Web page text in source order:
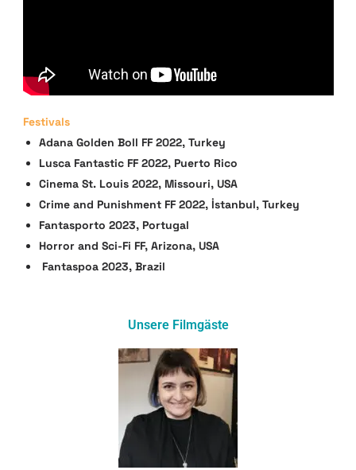
Festivals
Adana Golden Boll FF 2022, Turkey
Lusca Fantastic FF 2022, Puerto Rico
Cinema St. Louis 2022, Missouri, USA
Crime and Punishment FF 2022, İstanbul, Turkey
Fantasporto 2023, Portugal
Horror and Sci-Fi FF, Arizona, USA
Fantaspoa 2023, Brazil
Unsere Filmgäste